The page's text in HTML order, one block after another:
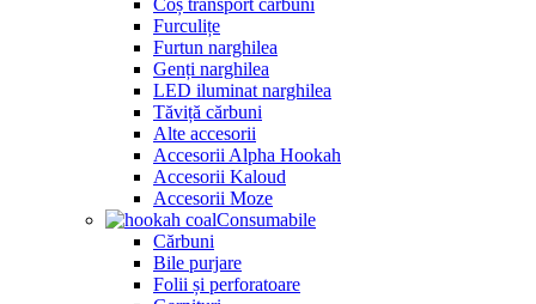
Furculițe
Furtun narghilea
Genți narghilea
LED iluminat narghilea
Tăviță cărbuni
Alte accesorii
Accesorii Alpha Hookah
Accesorii Kaloud
Accesorii Moze
Consumabile
Cărbuni
Bile purjare
Folii și perforatoare